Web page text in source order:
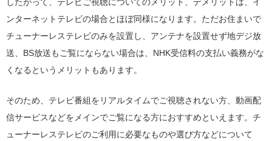
ンターネットテレビの場合とほぼ同様になります。ただお住まいで
チューナーレステレビのみを設置し、アンテナを設置せず地デジ放
送、BS放送もご覧にならない場合は、NHK受信料の支払い義務がな
くなるというメリットもあります。
そのため、テレビ番組をリアルタイムでご視聴されない方、動画配
信サービスなどをメインでご覧になる方におすすめといえます。チ
ューナーレステレビのご利用に必要なものや選び方などについて